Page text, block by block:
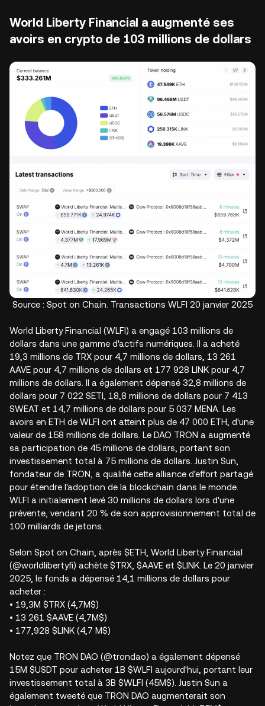
World Liberty Financial a augmenté ses
avoirs en crypto de 103 millions de dollars
Source : Spot on Chain. Transactions WLFI 20 janvier 2025
World Liberty Financial (WLFI) a engagé 103 millions de
dollars dans une gamme d'actifs numériques. Il a acheté
19,3 millions de TRX pour 4,7 millions de dollars, 13 261
AAVE pour 4,7 millions de dollars et 177 928 LINK pour 4,7
millions de dollars. Il a également dépensé 32,8 millions de
dollars pour 7 022 SETI, 18,8 millions de dollars pour 7 413
SWEAT et 14,7 millions de dollars pour 5 037 MENA. Les
avoirs en ETH de WLFI ont atteint plus de 47 000 ETH, d'une
valeur de 158 millions de dollars. Le DAO TRON a augmenté
sa participation de 45 millions de dollars, portant son
investissement total à 75 millions de dollars. Justin Sun,
fondateur de TRON, a qualifié cette alliance d'effort partagé
pour étendre l'adoption de la blockchain dans le monde.
WLFI a initialement levé 30 millions de dollars lors d'une
prévente, vendant 20 % de son approvisionnement total de
100 milliards de jetons.
Selon Spot on Chain, après $ETH, World Liberty Financial
(@worldlibertyfi) achète $TRX, $AAVE et $LINK. Le 20 janvier
2025, le fonds a dépensé 14,1 millions de dollars pour
acheter :
• 19,3M $TRX (4,7M$)
• 13 261 $AAVE (4,7M$)
• 177,928 $LINK (4,7 M$)
Notez que TRON DAO (@trondao) a également dépensé
15M $USDT pour acheter 1B $WLFI aujourd'hui, portant leur
investissement total à 3B $WLFI (45M$). Justin Sun a
également tweeté que TRON DAO augmenterait son